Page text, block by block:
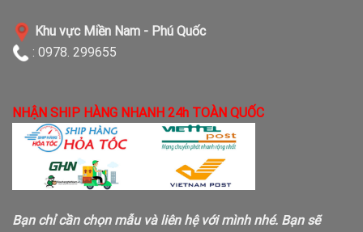
Khu vực Miền Nam - Phú Quốc
: 0978. 299655
NHẬN SHIP HÀNG NHANH 24h TOÀN QUỐC
Bạn chỉ cần chọn mẫu và liên hệ với mình nhé. Bạn sẽ